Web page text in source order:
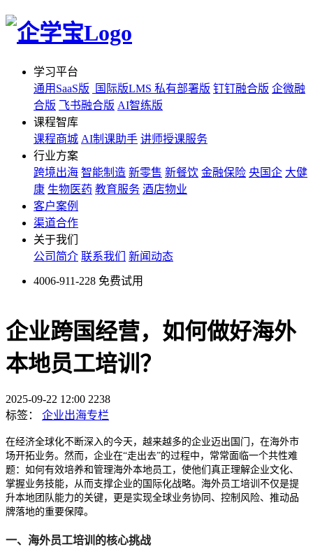
学习平台
通用SaaS版
国际版LMS 私有部署版 钉钉融合版 企微融
合版 飞书融合版 AI智练版
课程智库
课程商城 AI制课助手 讲师授课服务
行业方案
跨境出海 智能制造 新零售 新餐饮 金融保险 央国企 大健
康 生物医药 教育服务 酒店物业
客户案例
渠道合作
关于我们
公司简介 联系我们 新闻动态
4006-911-228 免费试用
企业跨国经营，如何做好海外
本地员工培训？
2025-09-22 12:00 2238
标签：
企业出海专栏
在经济全球化不断深入的今天，越来越多的企业迈出国门，在海外市
场开拓业务。然而，企业在“走出去”的过程中，常常面临一个共性难
题：如何有效培养和管理海外本地员工，使他们真正理解企业文化、
掌握业务技能，从而支撑企业的国际化战略。海外员工培训不仅是提
升本地团队能力的关键，更是实现全球业务协同、控制风险、推动品
牌落地的重要保障。
一、海外员工培训的核心挑战